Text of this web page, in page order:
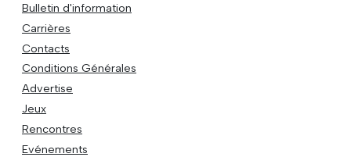
Bulletin d'information
Carrières
Contacts
Conditions Générales
Advertise
Jeux
Rencontres
Evénements